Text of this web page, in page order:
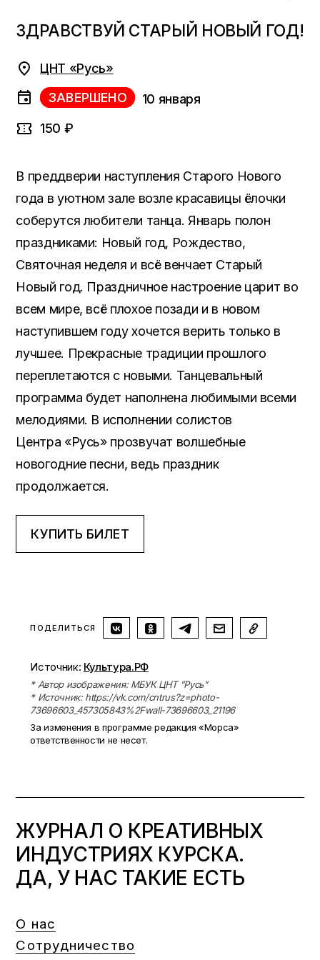
ЗДРАВСТВУЙ СТАРЫЙ НОВЫЙ ГОД!
ЦНТ «Русь»
ЗАВЕРШЕНО
10 января
150 ₽
В преддверии наступления Старого Нового
года в уютном зале возле красавицы ёлочки
соберутся любители танца. Январь полон
праздниками: Новый год, Рождество,
Святочная неделя и всё венчает Старый
Новый год. Праздничное настроение царит во
всем мире, всё плохое позади и в новом
наступившем году хочется верить только в
лучшее. Прекрасные традиции прошлого
переплетаются с новыми. Танцевальный
программа будет наполнена любимыми всеми
мелодиями. В исполнении солистов
Центра «Русь» прозвучат волшебные
новогодние песни, ведь праздник
продолжается.
КУПИТЬ БИЛЕТ
ПОДЕЛИТЬСЯ
Источник: Культура.РФ
* Автор изображения: МБУК ЦНТ "Русь"
* Источник: https://vk.com/cntrus?z=photo-
73696603_457305843%2Fwall-73696603_21196
За изменения в программе редакция «Морса»
ответственности не несет.
ЖУРНАЛ О КРЕАТИВНЫХ
ИНДУСТРИЯХ КУРСКА.
ДА, У НАС ТАКИЕ ЕСТЬ
О нас
Сотрудничество